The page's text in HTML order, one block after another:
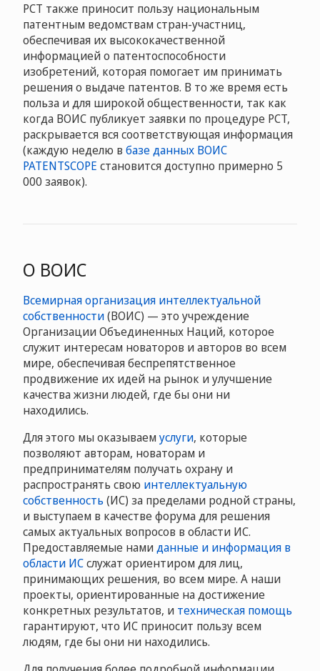
РСТ также приносит пользу национальным
патентным ведомствам стран-участниц,
обеспечивая их высококачественной
информацией о патентоспособности
изобретений, которая помогает им принимать
решения о выдаче патентов. В то же время есть
польза и для широкой общественности, так как
когда ВОИС публикует заявки по процедуре PCT,
раскрывается вся соответствующая информация
(каждую неделю в базе данных ВОИС
PATENTSCOPE становится доступно примерно 5
000 заявок).
О ВОИС
Всемирная организация интеллектуальной
собственности(ВОИС) — это учреждение
Организации Объединенных Наций, которое
служит интересам новаторов и авторов во всем
мире, обеспечивая беспрепятственное
продвижение их идей на рынок и улучшение
качества жизни людей, где бы они ни
находились.
Для этого мы оказываемуслуги, которые
позволяют авторам, новаторам и
предпринимателям получать охрану и
распространять свою интеллектуальную
собственность(ИС) за пределами родной страны,
и выступаем в качестве форума для решения
самых актуальных вопросов в области ИС.
Предоставляемые намиданные и информация в
области ИСслужат ориентиром для лиц,
принимающих решения, во всем мире. А наши
проекты, ориентированные на достижение
конкретных результатов, и техническая помощь
гарантируют, что ИС приносит пользу всем
людям, где бы они ни находились.